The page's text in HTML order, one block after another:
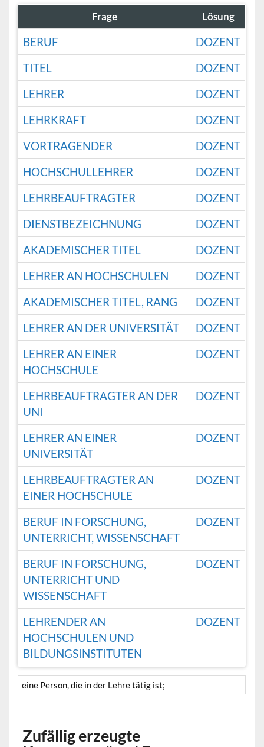
Frage Lösung
BERUF
DOZENT
TITEL
DOZENT
LEHRER
DOZENT
LEHRKRAFT
DOZENT
VORTRAGENDER
DOZENT
HOCHSCHULLEHRER
DOZENT
LEHRBEAUFTRAGTER
DOZENT
DIENSTBEZEICHNUNG
DOZENT
AKADEMISCHER TITEL
DOZENT
LEHRER AN HOCHSCHULEN
DOZENT
AKADEMISCHER TITEL, RANG
DOZENT
LEHRER AN DER UNIVERSITÄT
DOZENT
LEHRER AN EINER
HOCHSCHULE
DOZENT
LEHRBEAUFTRAGTER AN DER
UNI
DOZENT
LEHRER AN EINER
UNIVERSITÄT
DOZENT
LEHRBEAUFTRAGTER AN
EINER HOCHSCHULE
DOZENT
BERUF IN FORSCHUNG,
UNTERRICHT, WISSENSCHAFT
DOZENT
BERUF IN FORSCHUNG,
UNTERRICHT UND
WISSENSCHAFT
DOZENT
LEHRENDER AN
HOCHSCHULEN UND
BILDUNGSINSTITUTEN
DOZENT
eine Person, die in der Lehre tätig ist;
Zufällig erzeugte